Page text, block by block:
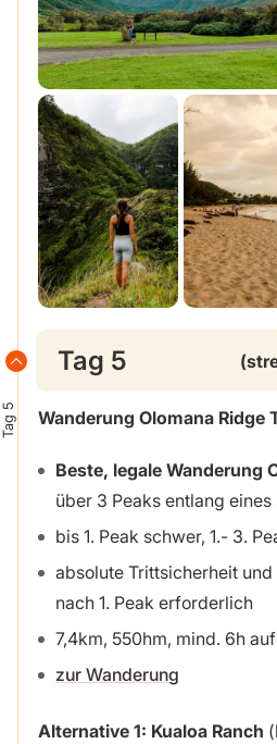
Tag 5
Tag 5
Wanderung Olomana Ridge
Beste, legale Wanderung
über 3 Peaks entlang
bis 1. Peak schwer, 1.- 3.
absolute Trittsicherheit
nach 1. Peak erforderlich
7,4km, 550hm, mind. 6h
zur Wanderung
Alternative 1: Kualoa Ranch